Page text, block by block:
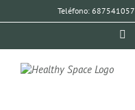
Teléfono: 687541057